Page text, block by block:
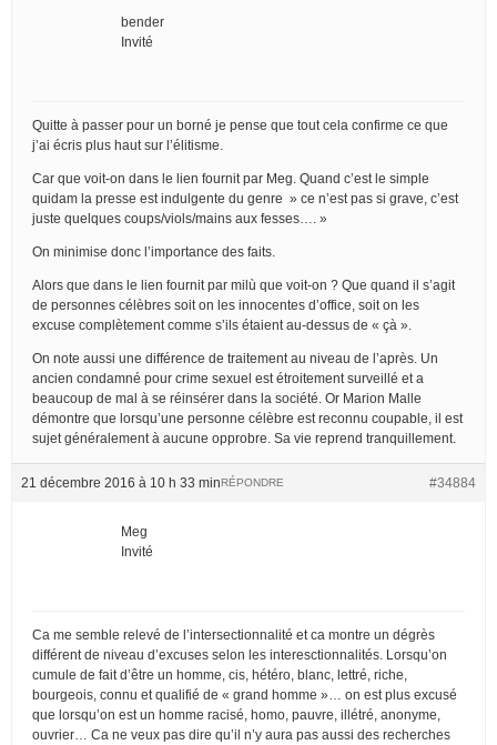
bender
Invité
Quitte à passer pour un borné je pense que tout cela confirme ce que
j’ai écris plus haut sur l’élitisme.
Car que voit-on dans le lien fournit par Meg. Quand c’est le simple
quidam la presse est indulgente du genre » ce n’est pas si grave, c’est
juste quelques coups/viols/mains aux fesses…. »
On minimise donc l’importance des faits.
Alors que dans le lien fournit par milù que voit-on ? Que quand il s’agit
de personnes célèbres soit on les innocentes d’office, soit on les
excuse complètement comme s’ils étaient au-dessus de « çà ».
On note aussi une différence de traitement au niveau de l’après. Un
ancien condamné pour crime sexuel est étroitement surveillé et a
beaucoup de mal à se réinsérer dans la société. Or Marion Malle
démontre que lorsqu’une personne célèbre est reconnu coupable, il est
sujet généralement à aucune opprobre. Sa vie reprend tranquillement.
21 décembre 2016 à 10 h 33 min #34884
RÉPONDRE
Meg
Invité
Ca me semble relevé de l’intersectionnalité et ca montre un dégrès
différent de niveau d’excuses selon les interesctionnalités. Lorsqu’on
cumule de fait d’être un homme, cis, hétéro, blanc, lettré, riche,
bourgeois, connu et qualifié de « grand homme »… on est plus excusé
que lorsqu’on est un homme racisé, homo, pauvre, illétré, anonyme,
ouvrier… Ca ne veux pas dire qu’il n’y aura pas aussi des recherches